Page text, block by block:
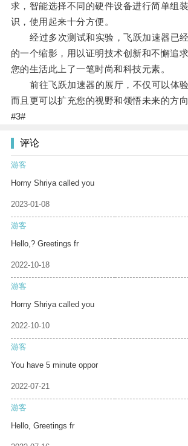
求，智能选择不同的硬件设备进行简单组
识，使用起来十分方便。
经过多次测试和实验，飞跃加速器已
的一个缩影，用以证明技术创新和不懈追
您的生活此上了一笔时尚和科技元素。
前往飞跃加速器的展厅，不仅可以体验
而且更可以扩充您的视野和领悟未来的方向
#3#
评论
游客
Horny Shriya called you
2023-01-08
游客
Hello,? Greetings fr
2022-10-18
游客
Horny Shriya called you
2022-10-10
游客
You have 5 minute oppor
2022-07-21
游客
Hello, Greetings fr